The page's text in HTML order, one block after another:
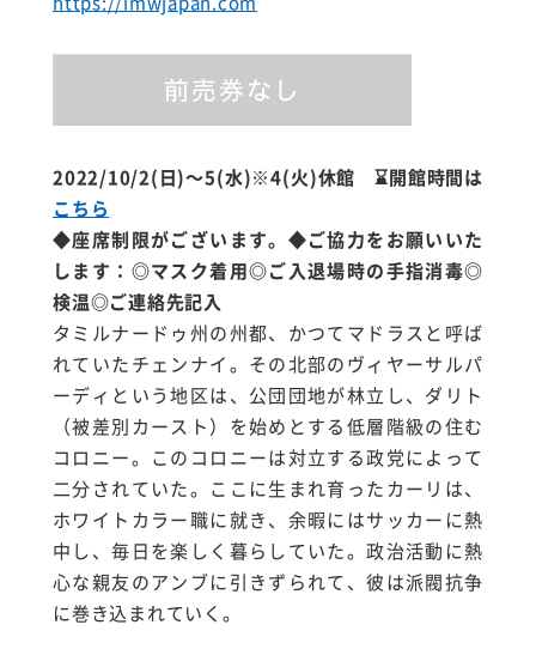
2022/10/2(日)～5(水)※4(火)休館 ⌛開館時間は
こちら
◆座席制限がございます。◆ご協力をお願いいた
します：◎マスク着用◎ご入退場時の手指消毒◎
検温◎ご連絡先記入
タミルナードゥ州の州都、かつてマドラスと呼ば
れていたチェンナイ。その北部のヴィヤーサルパ
ーディという地区は、公団団地が林立し、ダリト
（被差別カースト）を始めとする低層階級の住む
コロニー。このコロニーは対立する政党によって
二分されていた。ここに生まれ育ったカーリは、
ホワイトカラー職に就き、余暇にはサッカーに熱
中し、毎日を楽しく暮らしていた。政治活動に熱
心な親友のアンブに引きずられて、彼は派閥抗争
に巻き込まれていく。